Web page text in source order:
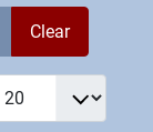
Clear
#